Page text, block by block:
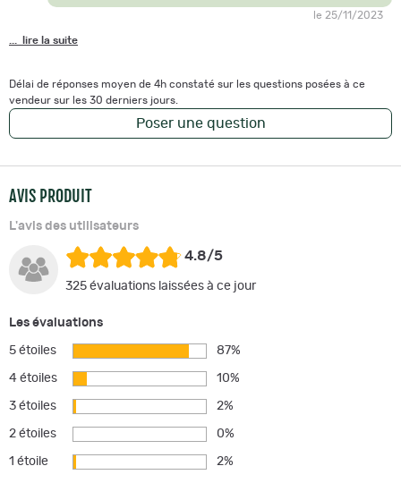
le 25/11/2023
... lire la suite
Délai de réponses moyen de 4h constaté sur les questions posées à ce
vendeur sur les 30 derniers jours.
Poser une question
AVIS PRODUIT
L'avis des utilisateurs
4.8/5
325 évaluations laissées à ce jour
Les évaluations
5 étoiles 87%
4 étoiles 10%
3 étoiles 2%
2 étoiles 0%
1 étoile 2%